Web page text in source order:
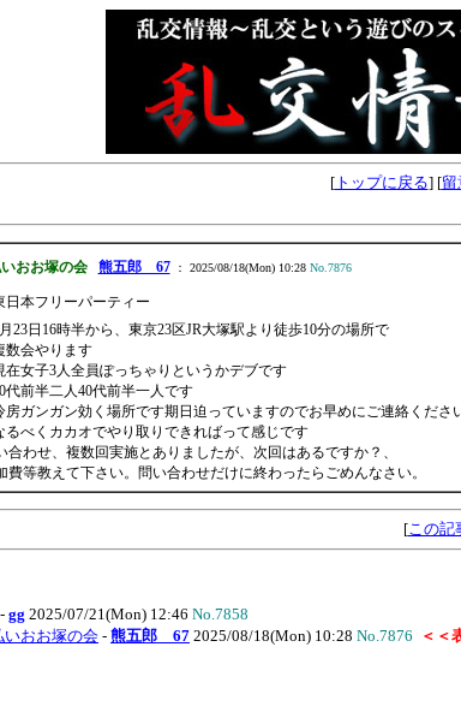
[トップに戻る] [留
おお塚の会 熊五郎 67： 2025/08/18(Mon) 10:28 No.7876
日本フリーパーティー
23日16時半から、東京23区JR大塚駅より徒歩10分の場所で
数会やります
在女子3人全員ぽっちゃりというかデブです
代前半二人40代前半一人です
房ガンガン効く場所です期日迫っていますのでお早めにご連絡くださ
るべくカカオでやり取りできればって感じです
合わせ、複数回実施とありましたが、次回はあるですか？、
費等教えて下さい。問い合わせだけに終わったらごめんなさい。
[この記
- gg 2025/07/21(Mon) 12:46 No.7858
おお塚の会 - 熊五郎 67 2025/08/18(Mon) 10:28 No.7876 ＜＜